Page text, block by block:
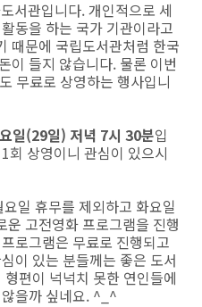
서관입니다. 개인적으로 세
동을 하는 국가 기관이라고
때문에 국립도서관처럼 한국
이 들지 않습니다. 물론 이번
무료로 상영하는 행사입니
일(29일) 저녁 7시 30분입
회 상영이니 관심이 있으시
일 휴무를 제외하고 화요일
고전영화 프로그램을 진행
로그램은 무료로 진행되고
이 있는 분들께는 좋은 도서
편이 넉넉치 못한 연인들에
을까 싶네요. ^_^